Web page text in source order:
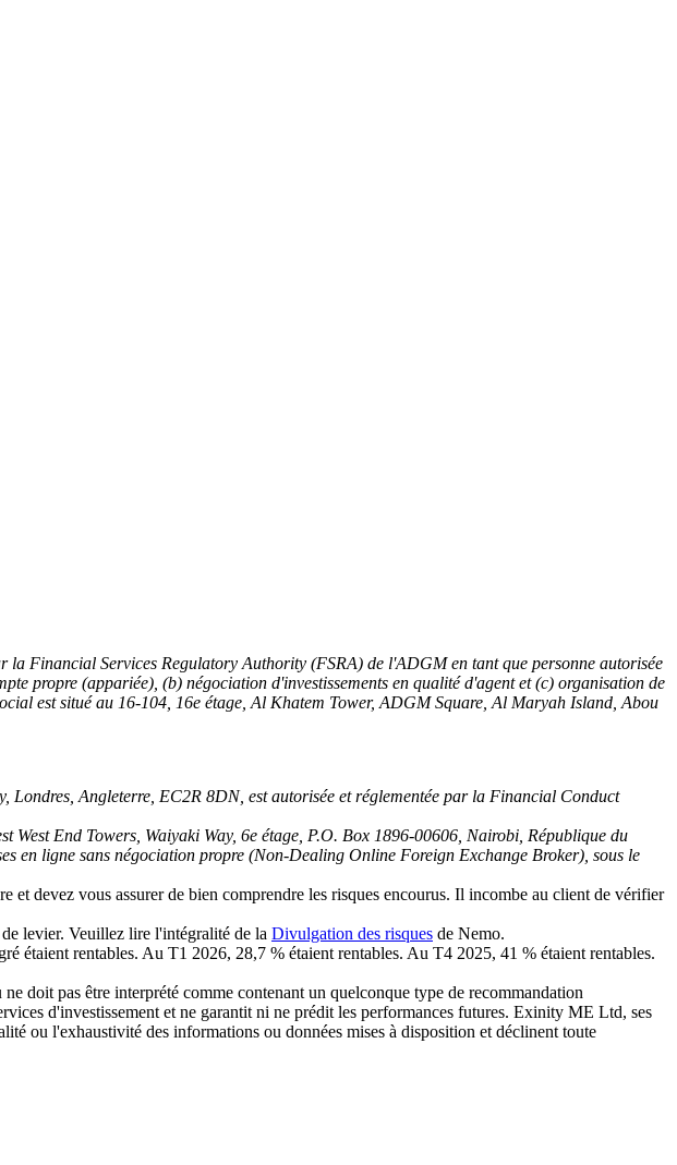
Financial Services Regulatory Authority (FSRA) de l'ADGM en tant que personne autorisée
propre (appariée), (b) négociation d'investissements en qualité d'agent et (c) organisation de
est situé au 16-104, 16e étage, Al Khatem Tower, ADGM Square, Al Maryah Island, Abou
Londres, Angleterre, EC2R 8DN, est autorisée et réglementée par la Financial Conduct
West End Towers, Waiyaki Way, 6e étage, P.O. Box 1896-00606, Nairobi, République du
en ligne sans négociation propre (Non-Dealing Online Foreign Exchange Broker), sous le
et devez vous assurer de bien comprendre les risques encourus. Il incombe au client de vérifier
levier. Veuillez lire l'intégralité de la Divulgation des risques de Nemo.
étaient rentables. Au T1 2026, 28,7 % étaient rentables. Au T4 2025, 41 % étaient rentables.
doit pas être interprété comme contenant un quelconque type de recommandation
d'investissement et ne garantit ni ne prédit les performances futures. Exinity ME Ltd, ses
ou l'exhaustivité des informations ou données mises à disposition et déclinent toute